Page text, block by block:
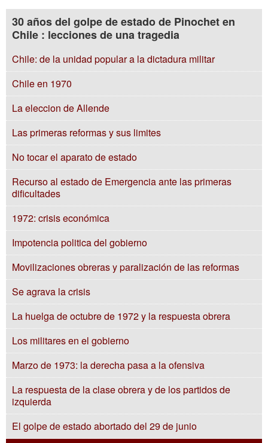
30 años del golpe de estado de Pinochet en
Chile : lecciones de una tragedia
Chile: de la unidad popular a la dictadura militar
Chile en 1970
La eleccion de Allende
Las primeras reformas y sus limites
No tocar el aparato de estado
Recurso al estado de Emergencia ante las primeras
dificultades
1972: crisis económica
Impotencia politica del gobierno
Movilizaciones obreras y paralización de las reformas
Se agrava la crisis
La huelga de octubre de 1972 y la respuesta obrera
Los militares en el gobierno
Marzo de 1973: la derecha pasa a la ofensiva
La respuesta de la clase obrera y de los partidos de
izquierda
El golpe de estado abortado del 29 de junio